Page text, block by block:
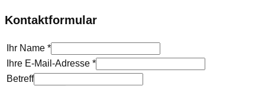
Kontaktformular
Ihr Name *
Ihre E-Mail-Adresse *
Betreff